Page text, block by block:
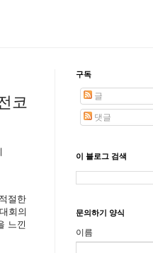
코
절한
회의
느낀
구독
글
댓글
이 블로그 검색
문의하기 양식
이름